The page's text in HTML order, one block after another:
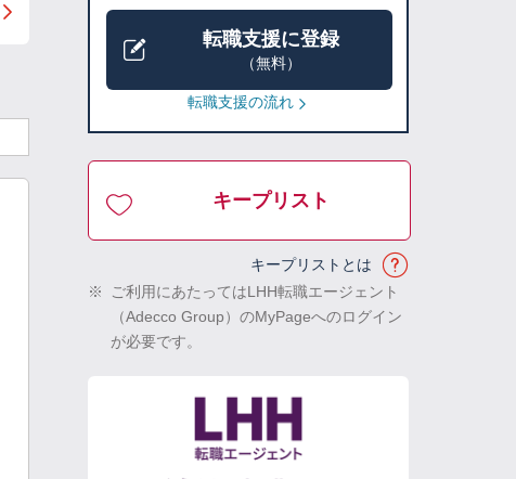
転職支援に登録
（無料）
転職支援の流れ
キープリスト
キープリストとは
※
ご利用にあたってはLHH転職エージェント
（Adecco Group）のMyPageへのログイン
が必要です。